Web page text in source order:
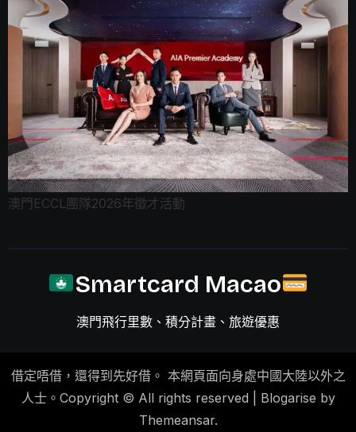
澳門ECCL團隊2026年徵才活動
Smartcard Macao
澳門飛行里數、積分計畫、旅遊優惠
借定唔借，還得到先好借。 本網頁面向身處中國大陸以外之
人士。Copyright © All rights reserved
Blogarise by
Themeansar.